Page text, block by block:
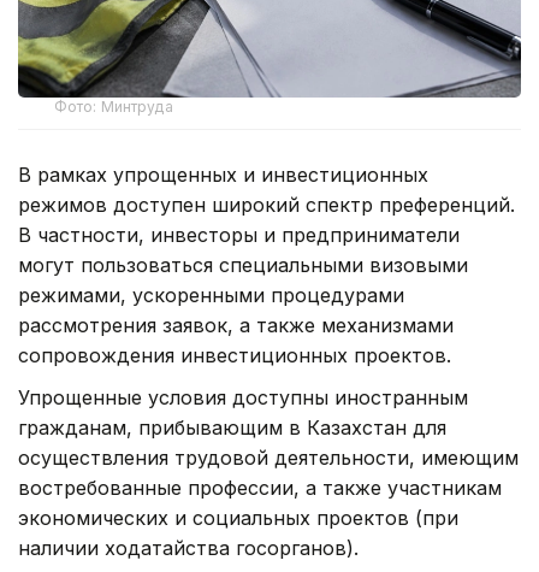
Фото: Минтруда
В рамках упрощенных и инвестиционных
режимов доступен широкий спектр преференций.
В частности, инвесторы и предприниматели
могут пользоваться специальными визовыми
режимами, ускоренными процедурами
рассмотрения заявок, а также механизмами
сопровождения инвестиционных проектов.
Упрощенные условия доступны иностранным
гражданам, прибывающим в Казахстан для
осуществления трудовой деятельности, имеющим
востребованные профессии, а также участникам
экономических и социальных проектов (при
наличии ходатайства госорганов).